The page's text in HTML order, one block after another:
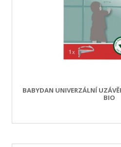
BABYDAN UNIVERZÁLNÍ
BIO